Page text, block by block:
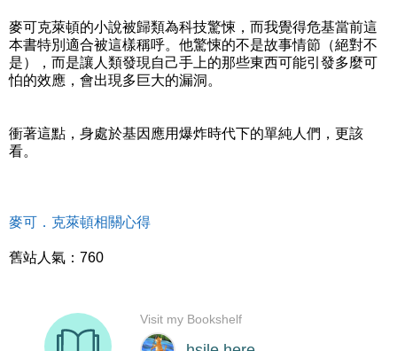
麥可克萊頓的小說被歸類為科技驚悚，而我覺得危基當前這
本書特別適合被這樣稱呼。他驚悚的不是故事情節（絕對不
是），而是讓人類發現自己手上的那些東西可能引發多麼可
怕的效應，會出現多巨大的漏洞。
衝著這點，身處於基因應用爆炸時代下的單純人們，更該
看。
麥可．克萊頓相關心得
舊站人氣：760